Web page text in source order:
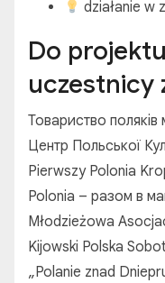
działanie w
Do
uczestnicy
Товариство
Центр Польської
Pierwszy Polonia
Polonia – разом в
Młodzieżowa
Kijowski Polska
„Polanie znad